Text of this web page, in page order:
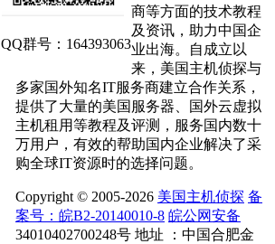
QQ群号：164393063
商等方面的技术教程
及资讯，助力中国企
业出海。自成立以
来，美国主机侦探与
多家国外知名IT服务商建立合作关系，
提供了大量的美国服务器、国外云虚拟
主机租用等教程及评测，服务国内数十
万用户，有效的帮助国内企业解决了采
购全球IT资源时的选择问题。
Copyright © 2005-2026 美国主机侦探 备
案号：皖B2-20140010-8 皖公网安备
34010402700248号 地址 ：中国合肥金